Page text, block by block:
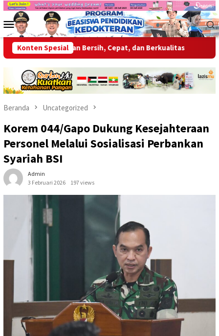
Loncat
kontenMenu
Mobile
Konten Spesial
Layanan Bersih, Cepat, dan Berkualitas Wabup OKU
Beranda Uncategorized
Korem 044/Gapo Dukung Kesejahteraan
Personel Melalui Sosialisasi Perbankan
Syariah BSI
Admin
3 Februari 2026
197 views